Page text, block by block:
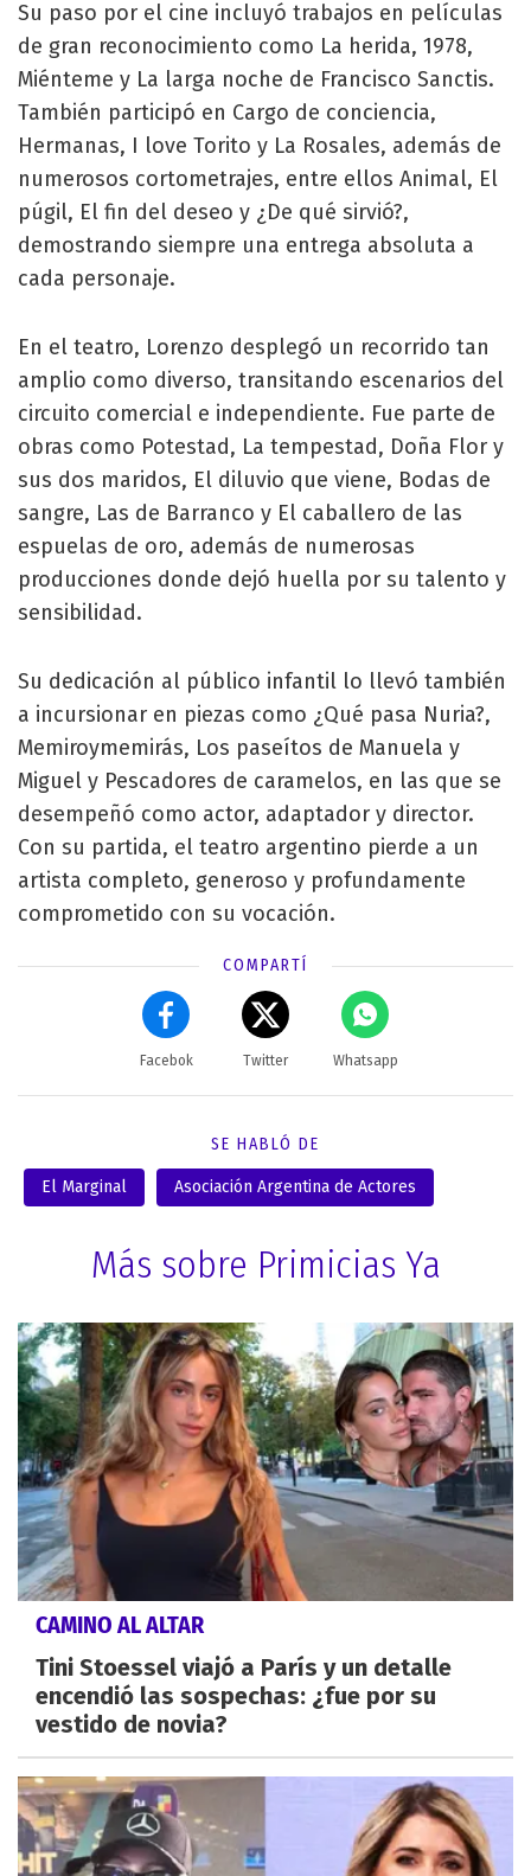
Su paso por el cine incluyó trabajos en películas
de gran reconocimiento como La herida, 1978,
Miénteme y La larga noche de Francisco Sanctis.
También participó en Cargo de conciencia,
Hermanas, I love Torito y La Rosales, además de
numerosos cortometrajes, entre ellos Animal, El
púgil, El fin del deseo y ¿De qué sirvió?,
demostrando siempre una entrega absoluta a
cada personaje.
En el teatro, Lorenzo desplegó un recorrido tan
amplio como diverso, transitando escenarios del
circuito comercial e independiente. Fue parte de
obras como Potestad, La tempestad, Doña Flor y
sus dos maridos, El diluvio que viene, Bodas de
sangre, Las de Barranco y El caballero de las
espuelas de oro, además de numerosas
producciones donde dejó huella por su talento y
sensibilidad.
Su dedicación al público infantil lo llevó también
a incursionar en piezas como ¿Qué pasa Nuria?,
Memiroymemirás, Los paseítos de Manuela y
Miguel y Pescadores de caramelos, en las que se
desempeñó como actor, adaptador y director.
Con su partida, el teatro argentino pierde a un
artista completo, generoso y profundamente
comprometido con su vocación.
COMPARTÍ
Facebok Twitter Whatsapp
SE HABLÓ DE
El Marginal Asociación Argentina de Actores
Más sobre Primicias Ya
CAMINO AL ALTAR
Tini Stoessel viajó a París y un detalle
encendió las sospechas: ¿fue por su
vestido de novia?